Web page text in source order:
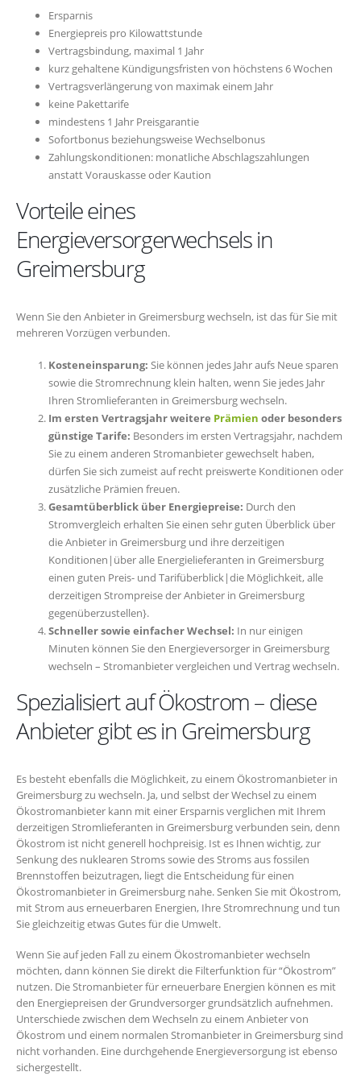
Ersparnis
Energiepreis pro Kilowattstunde
Vertragsbindung, maximal 1 Jahr
kurz gehaltene Kündigungsfristen von höchstens 6 Wochen
Vertragsverlängerung von maximak einem Jahr
keine Pakettarife
mindestens 1 Jahr Preisgarantie
Sofortbonus beziehungsweise Wechselbonus
Zahlungskonditionen: monatliche Abschlagszahlungen
anstatt Vorauskasse oder Kaution
Vorteile eines
Energieversorgerwechsels in
Greimersburg
Wenn Sie den Anbieter in Greimersburg wechseln, ist das für Sie mit
mehreren Vorzügen verbunden.
Kosteneinsparung: Sie können jedes Jahr aufs Neue sparen
sowie die Stromrechnung klein halten, wenn Sie jedes Jahr
Ihren Stromlieferanten in Greimersburg wechseln.
Im ersten Vertragsjahr weitere Prämien oder besonders
günstige Tarife: Besonders im ersten Vertragsjahr, nachdem
Sie zu einem anderen Stromanbieter gewechselt haben,
dürfen Sie sich zumeist auf recht preiswerte Konditionen oder
zusätzliche Prämien freuen.
Gesamtüberblick über Energiepreise: Durch den
Stromvergleich erhalten Sie einen sehr guten Überblick über
die Anbieter in Greimersburg und ihre derzeitigen
Konditionen|über alle Energielieferanten in Greimersburg
einen guten Preis- und Tarifüberblick|die Möglichkeit, alle
derzeitigen Strompreise der Anbieter in Greimersburg
gegenüberzustellen}.
Schneller sowie einfacher Wechsel: In nur einigen
Minuten können Sie den Energieversorger in Greimersburg
wechseln – Stromanbieter vergleichen und Vertrag wechseln.
Spezialisiert auf Ökostrom – diese
Anbieter gibt es in Greimersburg
Es besteht ebenfalls die Möglichkeit, zu einem Ökostromanbieter in
Greimersburg zu wechseln. Ja, und selbst der Wechsel zu einem
Ökostromanbieter kann mit einer Ersparnis verglichen mit Ihrem
derzeitigen Stromlieferanten in Greimersburg verbunden sein, denn
Ökostrom ist nicht generell hochpreisig. Ist es Ihnen wichtig, zur
Senkung des nuklearen Stroms sowie des Stroms aus fossilen
Brennstoffen beizutragen, liegt die Entscheidung für einen
Ökostromanbieter in Greimersburg nahe. Senken Sie mit Ökostrom,
mit Strom aus erneuerbaren Energien, Ihre Stromrechnung und tun
Sie gleichzeitig etwas Gutes für die Umwelt.
Wenn Sie auf jeden Fall zu einem Ökostromanbieter wechseln
möchten, dann können Sie direkt die Filterfunktion für “Ökostrom”
nutzen. Die Stromanbieter für erneuerbare Energien können es mit
den Energiepreisen der Grundversorger grundsätzlich aufnehmen.
Unterschiede zwischen dem Wechseln zu einem Anbieter von
Ökostrom und einem normalen Stromanbieter in Greimersburg sind
nicht vorhanden. Eine durchgehende Energieversorgung ist ebenso
sichergestellt.